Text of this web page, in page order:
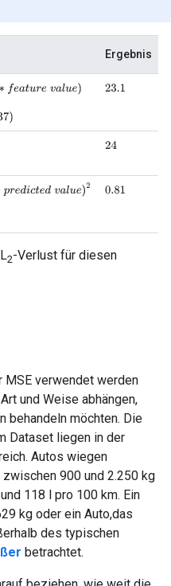
Ergebnis
fe atureva lue) 23.1
24
r edictedvalue)2 0.81
2-Verlust für diesen
MSE verwendet werden
und Weise abhängen,
behandeln möchten. Die
Dataset liegen in der
Autos wiegen
900 und 2.250 kg
118 l pro 100 km. Ein
kg oder ein Auto,das
des typischen
betrachtet.